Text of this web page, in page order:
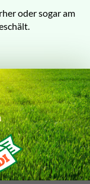
oder sogar am